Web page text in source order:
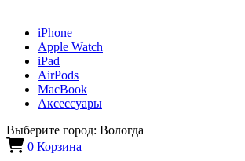
iPhone
Apple Watch
iPad
AirPods
MacBook
Аксессуары
Выберите город: Вологда
0 Корзина